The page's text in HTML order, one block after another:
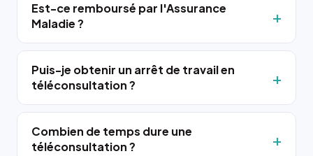
Est-ce remboursé par l'Assurance
Maladie ?
Puis-je obtenir un arrêt de travail en
téléconsultation ?
Combien de temps dure une
téléconsultation ?